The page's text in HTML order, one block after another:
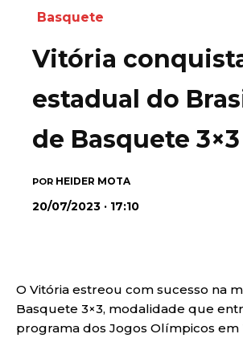
Basquete
Vitória
estadual do
de Basquete 3×3
POR HEIDER MOTA
20/07/2023 · 17:10
O Vitória estreou com sucesso na
Basquete 3×3, modalidade que
programa dos Jogos Olímpicos em